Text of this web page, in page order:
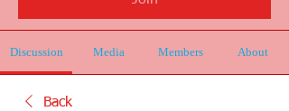
Discussion Media Members About
Back